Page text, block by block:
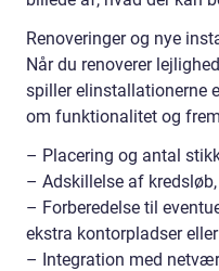
Renoveringer og nye
Når du renoverer
spiller elinstallationerne
om funktionalitet og
– Placering og antal
– Adskillelse af
– Forberedelse til
ekstra kontorpladser
– Integration med